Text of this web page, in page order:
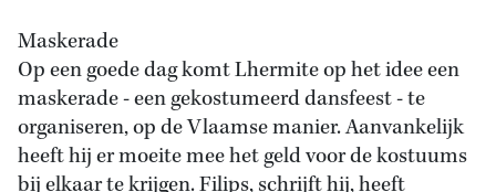
Maskerade
Op een goede dag komt Lhermite op het idee een
maskerade - een gekostumeerd dansfeest - te
organiseren, op de Vlaamse manier. Aanvankelijk
heeft hij er moeite mee het geld voor de kostuums
bij elkaar te krijgen. Filips, schrijft hij, heeft